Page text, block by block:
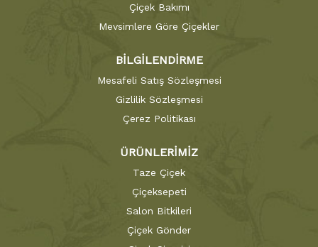
Çiçek Bakımı
Mevsimlere Göre Çiçekler
BİLGİLENDİRME
Mesafeli Satış Sözleşmesi
Gizlilik Sözleşmesi
Çerez Politikası
ÜRÜNLERİMİZ
Taze Çiçek
Çiçeksepeti
Salon Bitkileri
Çiçek Gönder